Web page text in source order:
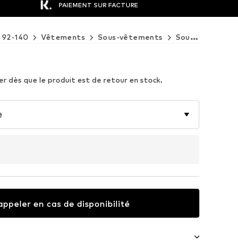
PAIEMENT SUR FACTURE
140 Vêtements Sous-vêtements Sous-vêtements
dès que le produit est de retour en stock.
en cas de disponibilité